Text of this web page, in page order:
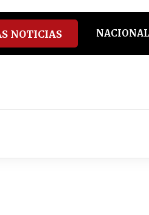
NOTICIAS